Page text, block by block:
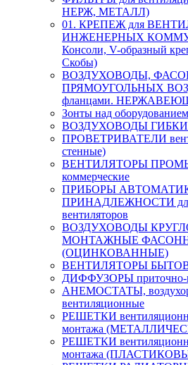
НЕРЖ, МЕТАЛЛ)
01. КРЕПЕЖ для
ИНЖЕНЕРНЫХ
Консоли, V-образный
Скобы)
ВОЗДУХОВОДЫ,
ПРЯМОУГОЛЬНЫХ
фланцами.
Зонты над
ВОЗДУХОВОДЫ ГИБКИЕ
ПРОВЕТРИВАТЕЛИ
стенные)
ВЕНТИЛЯТОРЫ
коммерческие
ПРИБОРЫ
ПРИНАДЛЕЖНОСТИ для
вентиляторов
ВОЗДУХОВОДЫ
МОНТАЖНЫЕ
(ОЦИНКОВАННЫЕ)
ВЕНТИЛЯТОРЫ
ДИФФУЗОРЫ приточно-
АНЕМОСТАТЫ,
вентиляционные
РЕШЕТКИ
монтажа
РЕШЕТКИ
монтажа